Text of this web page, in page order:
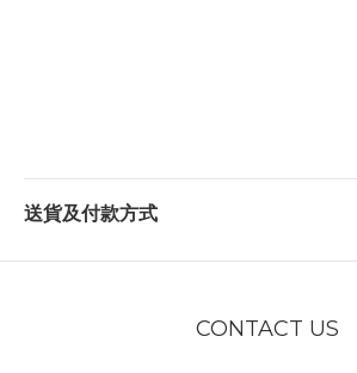
送貨及付款方式
CONTACT US